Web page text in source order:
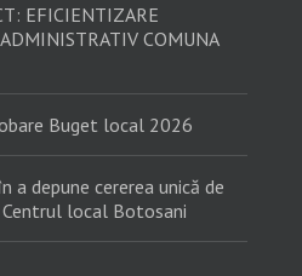
EFICIENTIZARE
COMUNA
Buget local 2026
a depune cererea unică de
local Botosani